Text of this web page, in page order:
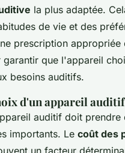
la plus adaptée.
de vie et des
prescription appropriée
garantir que l'appareil
besoins auditifs.
d'un appareil auditif
auditif doit prendre
importants. Le coût des